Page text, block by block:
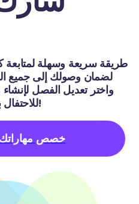
للاحتفال بنجاحات المتعلمين الفريدين!
خصص مهاراتك في 30